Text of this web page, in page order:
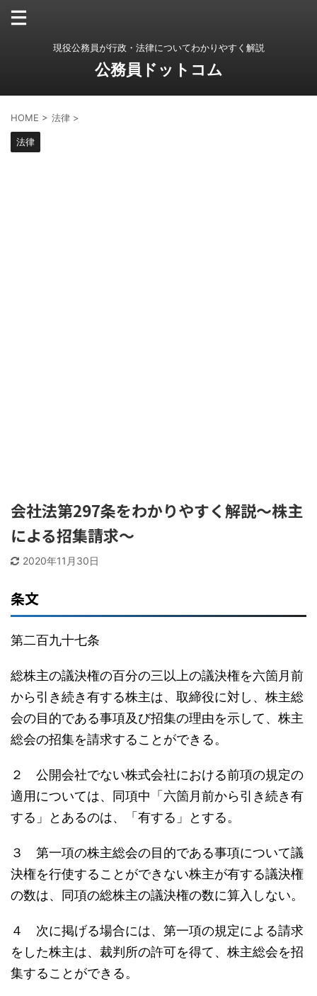
現役公務員が行政・法律についてわかりやすく解説
公務員ドットコム
HOME > 法律 >
法律
会社法第297条をわかりやすく解説〜株主
による招集請求〜
2020年11月30日
条文
第二百九十七条
総株主の議決権の百分の三以上の議決権を六箇月前
から引き続き有する株主は、取締役に対し、株主総
会の目的である事項及び招集の理由を示して、株主
総会の招集を請求することができる。
２ 公開会社でない株式会社における前項の規定の
適用については、同項中「六箇月前から引き続き有
する」とあるのは、「有する」とする。
３ 第一項の株主総会の目的である事項について議
決権を行使することができない株主が有する議決権
の数は、同項の総株主の議決権の数に算入しない。
４ 次に掲げる場合には、第一項の規定による請求
をした株主は、裁判所の許可を得て、株主総会を招
集することができる。